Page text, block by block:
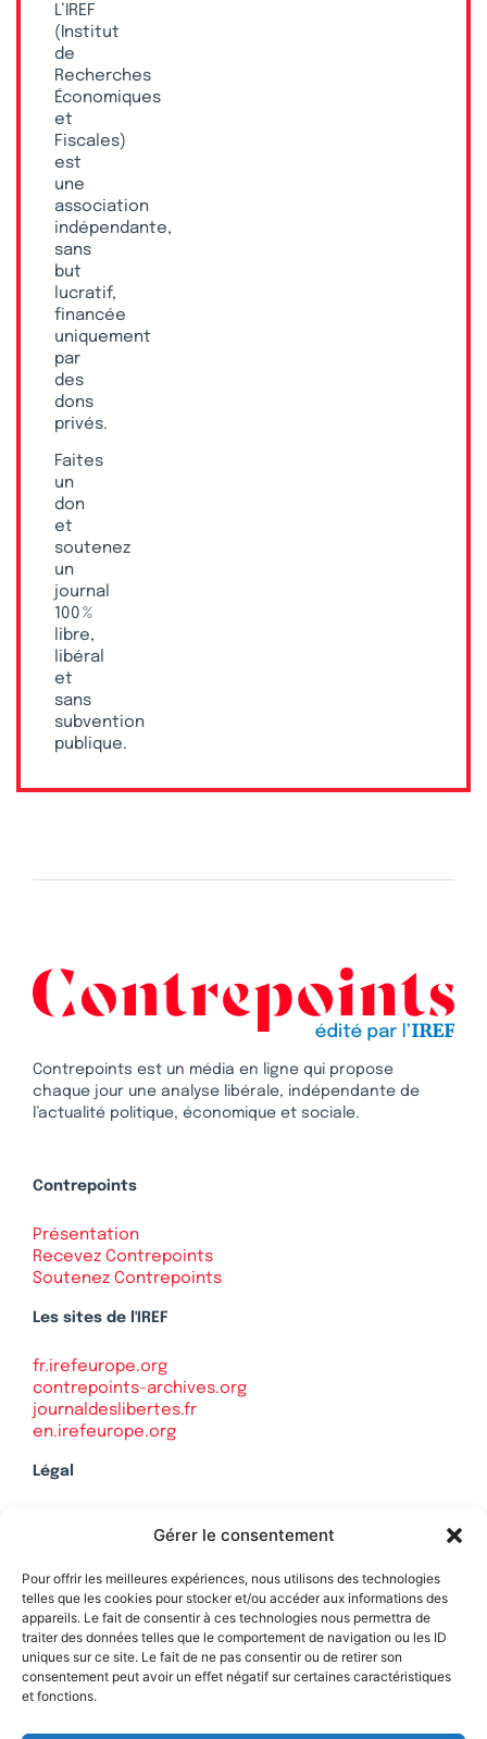
Gérer le consentement
Pour offrir les meilleures expériences, nous utilisons des technologies
telles que les cookies pour stocker et/ou accéder aux informations des
appareils. Le fait de consentir à ces technologies nous permettra de
traiter des données telles que le comportement de navigation ou les ID
uniques sur ce site. Le fait de ne pas consentir ou de retirer son
consentement peut avoir un effet négatif sur certaines caractéristiques
et fonctions.
L’IREF
(Institut
de
Recherches
Économiques
et
Fiscales)
est
une
association
indépendante,
sans
but
lucratif,
financée
uniquement
par
des
dons
privés.
Faites
un
don
et
soutenez
un
journal
100 %
libre,
libéral
et
sans
subvention
publique.
Contrepoints est un média en ligne qui propose
chaque jour une analyse libérale, indépendante de
l’actualité politique, économique et sociale.
Contrepoints
Présentation
Recevez Contrepoints
Soutenez Contrepoints
Les sites de l'IREF
fr.irefeurope.org
contrepoints-archives.org
journaldeslibertes.fr
en.irefeurope.org
Légal
Politique de confidentialité
Soutenez Contrepoints